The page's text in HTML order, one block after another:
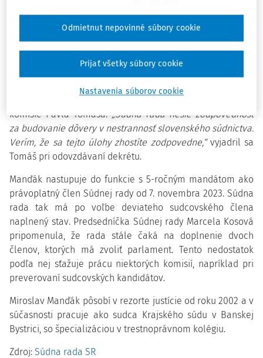
"Očakával som tesný výsledok, no veľmi sa teším a
prijímam túto úlohu s pokorou. Budem sa snažiť napĺňať
očakávania tých, ktorí mi dali svoju dôveru,"povedal nový
Počas slávnostného vyhlásenia výsledkov si Manďák
komisie Pavla Tomáša. „Súdna rada nesie zodpovednosť
za budovanie dôvery v nestrannosť slovenského súdnictva.
Verím, že sa tejto úlohy zhostíte zodpovedne,“vyjadril sa
Tomáš pri odovzdávaní dekrétu.
Manďák nastupuje do funkcie s 5-ročným mandátom ako
právoplatný člen Súdnej rady od 7. novembra 2023. Súdna
rada tak má po voľbe deviateho sudcovského člena
naplnený stav. Predsedníčka Súdnej rady Marcela Kosová
pripomenula, že rada stále čaká na doplnenie dvoch
členov, ktorých má zvoliť parlament. Tento nedostatok
podľa nej sťažuje prácu niektorých komisií, napríklad pri
preverovaní sudcovských kandidátov.
Miroslav Manďák pôsobí v rezorte justície od roku 2002 a v
súčasnosti pracuje ako sudca Krajského súdu v Banskej
Bystrici, so špecializáciou v trestnoprávnom kolégiu.
Zdroj: Súdna rada SR
Nastavenia súborov cookie
Odmietnut nepovinné súbory cookie
Prijať všetky súbory cookie